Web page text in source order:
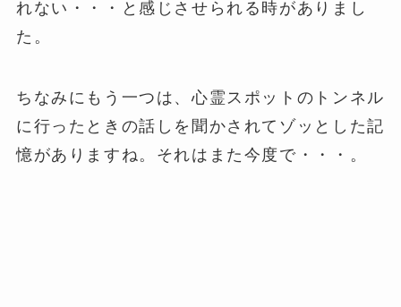
れない・・・と感じさせられる時がありまし
た。
ちなみにもう一つは、心霊スポットのトンネル
に行ったときの話しを聞かされてゾッとした記
憶がありますね。それはまた今度で・・・。